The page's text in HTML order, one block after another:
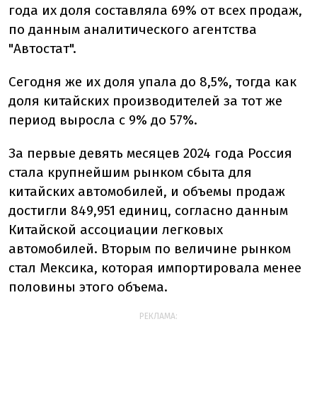
года их доля составляла 69% от всех продаж,
по данным аналитического агентства
"Автостат".
Сегодня же их доля упала до 8,5%, тогда как
доля китайских производителей за тот же
период выросла с 9% до 57%.
За первые девять месяцев 2024 года Россия
стала крупнейшим рынком сбыта для
китайских автомобилей, и объемы продаж
достигли 849,951 единиц, согласно данным
Китайской ассоциации легковых
автомобилей. Вторым по величине рынком
стал Мексика, которая импортировала менее
половины этого объема.
РЕКЛАМА: